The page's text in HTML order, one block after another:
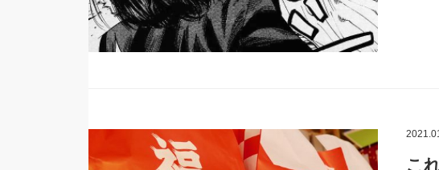
こ